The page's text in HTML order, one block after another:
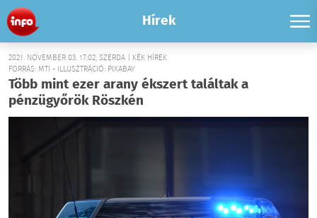
Hírek
2021. NOVEMBER 03. 17:02, SZERDA | KÉK HÍREK
FORRÁS: MTI - ILLUSZTRÁCIÓ: PIXABAY
Több mint ezer arany ékszert találtak a
pénzügyőrök Röszkén